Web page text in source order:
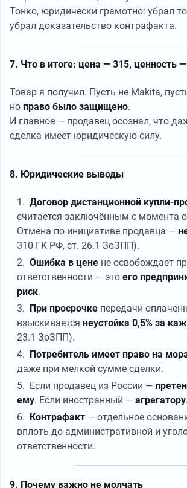
Тонко, юридически грамотно: убрал
убрал доказательство контрафакта.
7. Что в итоге: цена — 315, ценность
Товар я получил. Пусть не Makita,
но право было защищено.
И главное — продавец осознал, что
сделка имеет юридическую силу.
8. Юридические выводы
Договор дистанционной купли-
считается заключённым с момента
Отмена по инициативе продавца —
310 ГК РФ, ст. 26.1 ЗоЗПП).
Ошибка в цене не освобождает
ответственности — это его
риск.
При просрочке передачи
взыскивается неустойка 0,5% за
23.1 ЗоЗПП).
Потребитель имеет право на
даже при мелкой сумме сделки.
Если продавец из России —
ему. Если иностранный — агрегатору.
Контрафакт — отдельное
вплоть до административной и
ответственности.
9. Почему важно не молчать